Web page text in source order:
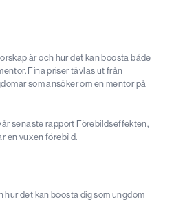
är och hur det kan boosta både
Fina priser tävlas ut från
som ansöker om en mentor på
senaste rapport Förebildseffekten,
en vuxen förebild.
hur det kan boosta dig som ungdom